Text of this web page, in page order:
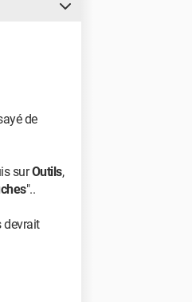
de
surOutils,
"..
devrait